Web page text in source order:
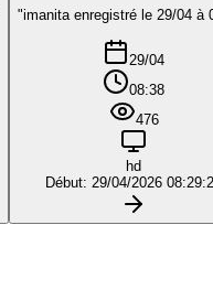
"imanita enregistré le 29/04 à
29/04
08:38
476
hd
Début: 29/04/2026